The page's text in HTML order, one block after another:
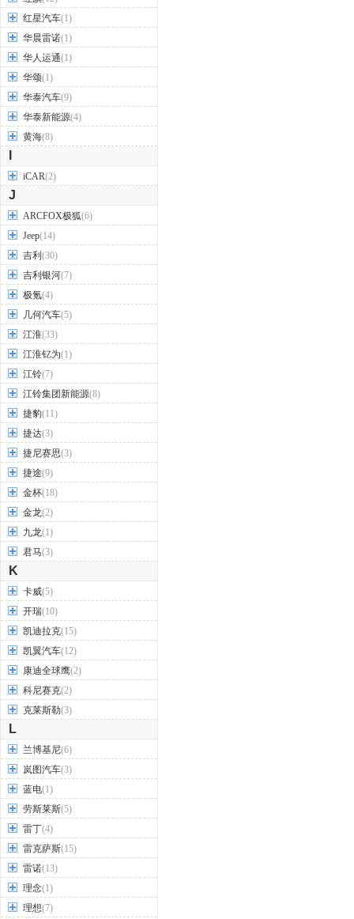
红星汽车(1)
华晨雷诺(1)
华人运通(1)
华颂(1)
华泰汽车(9)
华泰新能源(4)
黄海(8)
iCAR(2)
J
ARCFOX极狐(6)
Jeep(14)
吉利 (30)
吉利银河(7)
极氪(4)
几何汽车(5)
江淮(33)
江淮钇为(1)
江铃(7)
江铃集团新能源(8)
捷豹(11)
捷达(3)
捷尼赛思(3)
捷途(9)
金杯(18)
金龙(2)
九龙(1)
君马(3)
K
卡威(5)
开瑞(10)
凯迪拉克(15)
凯翼汽车(12)
康迪全球鹰(2)
科尼赛克(2)
克莱斯勒(3)
L
兰博基尼(6)
岚图汽车(3)
蓝电(1)
劳斯莱斯(5)
雷丁(4)
雷克萨斯(15)
雷诺(13)
理念(1)
理想(7)